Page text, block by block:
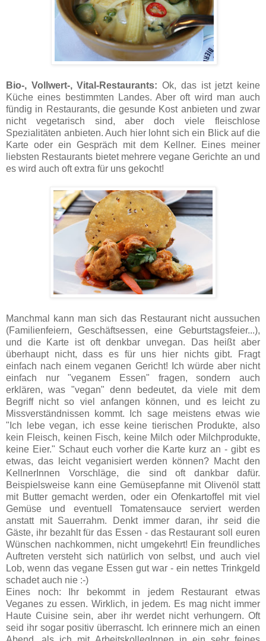
Bio-, Vollwert-, Vital-Restaurants:Ok, das ist jetzt keine
Küche eines bestimmten Landes. Aber oft wird man auch
fündig in Restaurants, die gesunde Kost anbieten und zwar
nicht vegetarisch sind, aber doch viele fleischlose
Spezialitäten anbieten. Auch hier lohnt sich ein Blick auf die
Karte oder ein Gespräch mit dem Kellner. Eines meiner
liebsten Restaurants bietet mehrere vegane Gerichte an und
es wird auch oft extra für uns gekocht!
Manchmal kann man sich das Restaurant nicht aussuchen
(Familienfeiern, Geschäftsessen, eine Geburtstagsfeier...),
und die Karte ist oft denkbar unvegan. Das heißt aber
überhaupt nicht, dass es für uns hier nichts gibt. Fragt
einfach nach einem veganen Gericht! Ich würde aber nicht
einfach nur "veganem Essen" fragen, sondern auch
erklären, was "vegan" denn bedeutet, da viele mit dem
Begriff nicht so viel anfangen können, und es leicht zu
Missverständnissen kommt. Ich sage meistens etwas wie
"Ich lebe vegan, ich esse keine tierischen Produkte, also
kein Fleisch, keinen Fisch, keine Milch oder Milchprodukte,
keine Eier." Schaut euch vorher die Karte kurz an - gibt es
etwas, das leicht veganisiert werden können? Macht den
KellnerInnen Vorschläge, die sind oft dankbar dafür.
Beispielsweise kann eine Gemüsepfanne mit Olivenöl statt
mit Butter gemacht werden, oder ein Ofenkartoffel mit viel
Gemüse und eventuell Tomatensauce serviert werden
anstatt mit Sauerrahm. Denkt immer daran, ihr seid die
Gäste, ihr bezahlt für das Essen - das Restaurant soll euren
Wünschen nachkommen, nicht umgekehrt! Ein freundliches
Auftreten versteht sich natürlich von selbst, und auch viel
Lob, wenn das vegane Essen gut war - ein nettes Trinkgeld
schadet auch nie :-)
Eines noch: Ihr bekommt in jedem Restaurant etwas
Veganes zu essen. Wirklich, in jedem. Es mag nicht immer
Haute Cuisine sein, aber ihr werdet nicht verhungern. Oft
seid ihr sogar positiv überrascht. Ich erinnere mich an einen